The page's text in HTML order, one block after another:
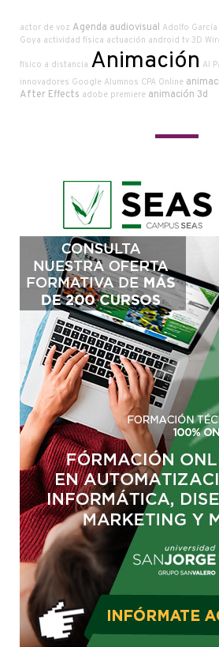
actor de voz Agenda audiovisual Adolfo García
Goya actividad física actuación android tv 3D
físico a distancia Animación Al
innovadores Google Alumnos CPA Online
After Effects adobe premiere animación 3d